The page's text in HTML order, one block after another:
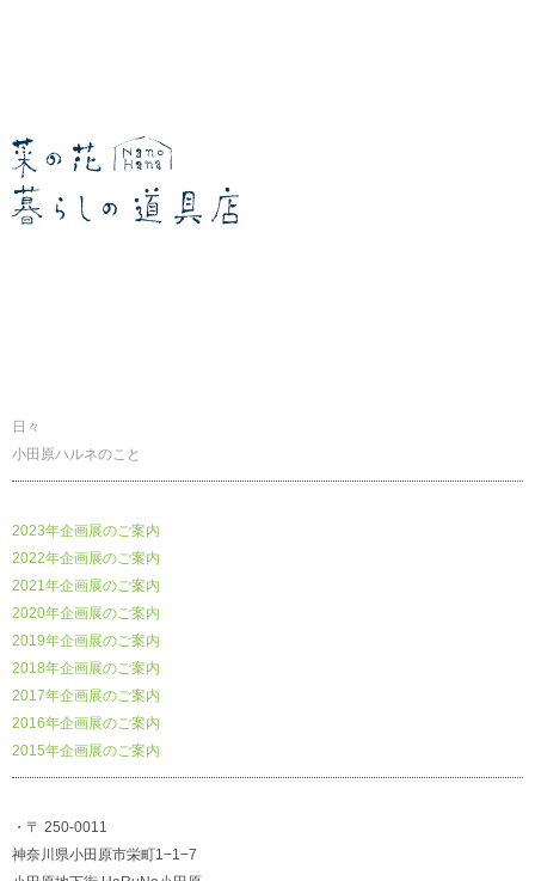
日々
小田原ハルネのこと
2023年企画展のご案内
2022年企画展のご案内
2021年企画展のご案内
2020年企画展のご案内
2019年企画展のご案内
2018年企画展のご案内
2017年企画展のご案内
2016年企画展のご案内
2015年企画展のご案内
・〒 250-0011
神奈川県小田原市栄町1−1−7